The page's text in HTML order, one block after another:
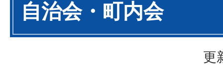
自治会・町内会
更